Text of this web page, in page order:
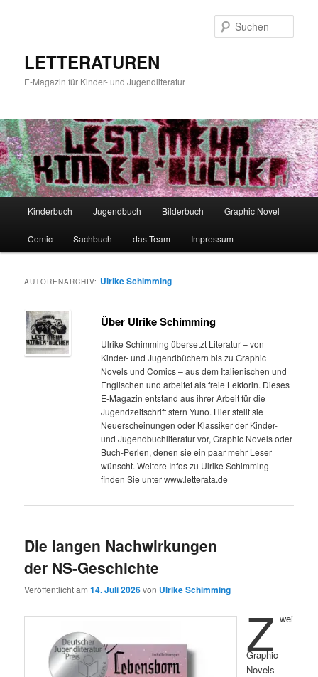
LETTERATUREN
E-Magazin für Kinder- und Jugendliteratur
Kinderbuch Jugendbuch Bilderbuch Graphic Novel
Comic Sachbuch das Team Impressum
AUTORENARCHIV: Ulrike Schimming
Über Ulrike Schimming
Ulrike Schimming übersetzt Literatur – von
Kinder- und Jugendbüchern bis zu Graphic
Novels und Comics – aus dem Italienischen und
Englischen und arbeitet als freie Lektorin. Dieses
E-Magazin entstand aus ihrer Arbeit für die
Jugendzeitschrift stern Yuno. Hier stellt sie
Neuerscheinungen oder Klassiker der Kinder-
und Jugendbuchliteratur vor, Graphic Novels oder
Buch-Perlen, denen sie ein paar mehr Leser
wünscht. Weitere Infos zu Ulrike Schimming
finden Sie unter www.letterata.de
Die langen Nachwirkungen
der NS-Geschichte
Veröffentlicht am14. Juli 2026von Ulrike Schimming
Z wei
Graphic
Novels